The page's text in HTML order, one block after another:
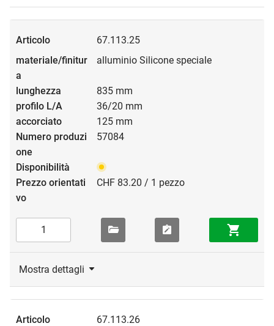
67.113.25
alluminio Silicone speciale
835 mm
36/20 mm
125 mm
57084
CHF 83.20 / 1 pezzo
Mostra dettagli
67.113.26